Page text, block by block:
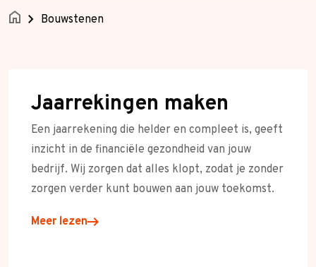
Nieuws
HomeBouwstenen
Jaarrekingen maken
Een jaarrekening die helder en compleet is, geeft
inzicht in de financiële gezondheid van jouw
bedrijf. Wij zorgen dat alles klopt, zodat je zonder
zorgen verder kunt bouwen aan jouw toekomst.
Meer lezen